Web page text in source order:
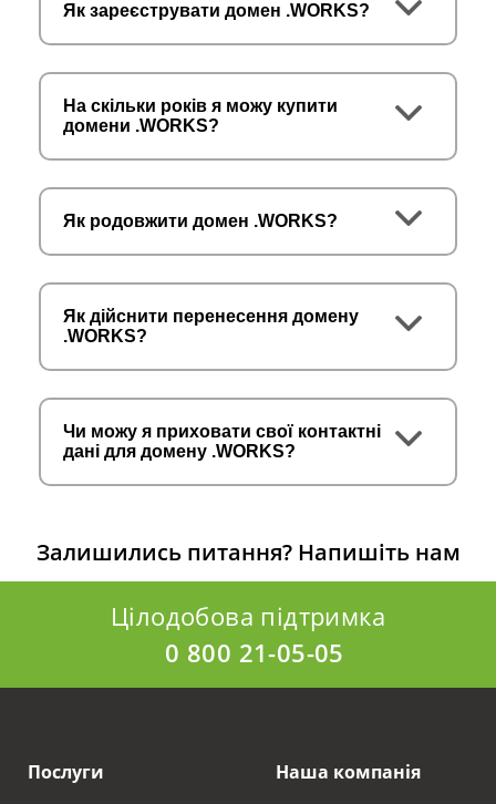
Як зареєструвати домен .WORKS?
На скільки років я можу купити
домени .WORKS?
Як родовжити домен .WORKS?
Як дійснити перенесення домену
.WORKS?
Чи можу я приховати свої контактні
дані для домену .WORKS?
Залишились питання? Напишіть нам
Цілодобова підтримка
0 800 21-05-05
Послуги Наша компанія